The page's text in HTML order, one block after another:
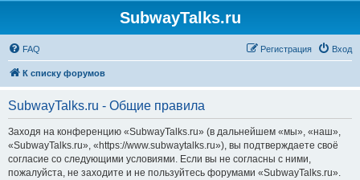
SubwayTalks.ru
FAQ Вход
Регистрация
К списку форумов
SubwayTalks.ru - Общие правила
Заходя на конференцию «SubwayTalks.ru» (в дальнейшем «мы», «наш»,
«SubwayTalks.ru», «https://www.subwaytalks.ru»), вы подтверждаете своё
согласие со следующими условиями. Если вы не согласны с ними,
пожалуйста, не заходите и не пользуйтесь форумами «SubwayTalks.ru».